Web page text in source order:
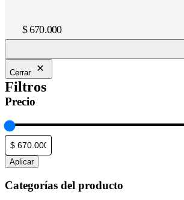
$670.000
Cerrar
Filtros
Precio
Aplicar
Categorías del producto